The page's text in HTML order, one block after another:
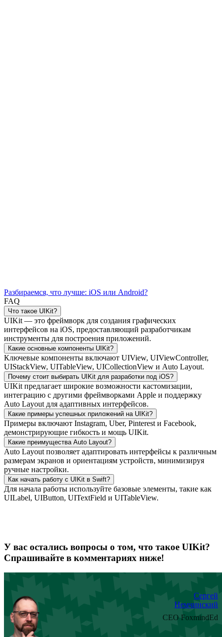
Разбираемся, что лучше: iOS или Android?
FAQ
Что такое UIKit?
UIKit — это фреймворк для создания графических
интерфейсов на iOS, предоставляющий разработчикам
инструменты для построения приложений.
Какие основные компоненты UIKit?
Ключевые компоненты включают UIView, UIViewController,
UIStackView, UITableView, UICollectionView и Auto Layout.
Почему стоит выбирать UIKit для разработки под iOS?
UIKit предлагает широкие возможности кастомизации,
интеграцию с другими фреймворками Apple и поддержку
Auto Layout для адаптивных интерфейсов.
Какие примеры успешных приложений на UIKit?
Примеры включают Instagram, Uber, Pinterest и Facebook,
демонстрирующие гибкость и мощь UIKit.
Какие преимущества Auto Layout?
Auto Layout позволяет адаптировать интерфейсы к различным
размерам экранов и ориентациям устройств, минимизируя
ручные настройки.
Как начать работу с UIKit в Swift?
Для начала работы используйте базовые элементы, такие как
UILabel, UIButton, UITextField и UITableView.
У вас остались вопросы о том, что такое UIKit?
Спрашивайте в комментариях ниже!
Сергей
Немчинский
CEO FoxmindEd